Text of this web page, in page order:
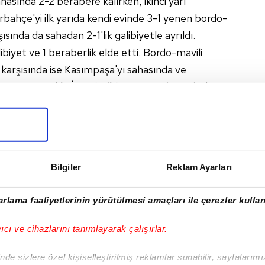
Bilgiler Reklam Ayarları
faaliyetlerinin yürütülmesi amaçları ile çerezler
ve cihazlarını tanımlayarak çalışırlar.
sizlere özel kişiselleştirilmiş reklamlar sunabilir,
ilk yarıda kendi evinde 3-1 yenen bordo-
da sahadan 2-1'lik galibiyetle ayrıldı.
ve 1 beraberlik elde etti. Bordo-mavili
ise Kasımpaşa'yı sahasında ve
İstanbul'da 2-0 mağlup ederken
kaldı.
İSTİYOR
forması giyen Anthony Nwakaeme, şimdiye
bu şansızlığını kırarak, kariyerini
yıldız oyuncusu Anthony Nwakaeme, şimdiye
bu şanssızlığını kırmak için pazar günü
3 ve Beşiktaş'a karşı 2 kez gol sevinci
de Süper Lig kariyer listesine eklemek
ile Fenerbahçe arasında oynanacak
beklenirken, bordo-mavili takımın hücum